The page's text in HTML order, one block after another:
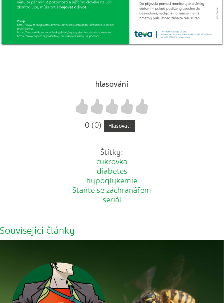
hlasování
4
3
2
1
0 (0) Hlasovat!
Štítky:
cukrovka
diabetes
hypoglykemie
Staňte se záchranářem
seriál
Související články